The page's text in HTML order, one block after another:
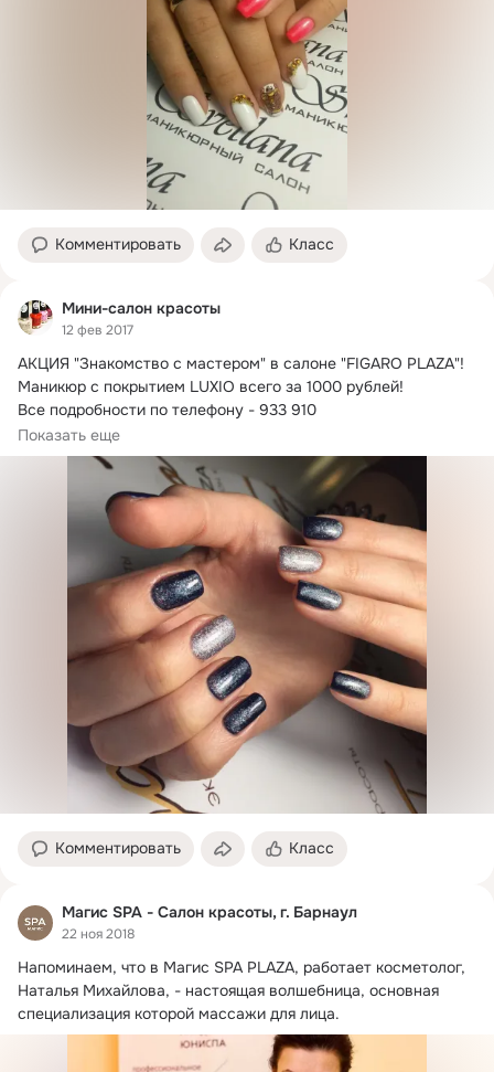
Комментировать Класс
Мини-салон красоты
12 фев 2017
АКЦИЯ "Знакомство с мастером" в салоне "FIGARO PLAZA"!
Маникюр с покрытием LUXIO всего за 1000 рублей!
Все подробности по телефону - 933 910
На красоте можно экономить!
Показать еще
Комментировать Класс
Магис SPA - Салон красоты, г. Барнаул
22 ноя 2018
Напоминаем, что в Магис SPA PLAZA, работает косметолог,
Наталья Михайлова, - настоящая волшебница, основная
специализация которой массажи для лица.